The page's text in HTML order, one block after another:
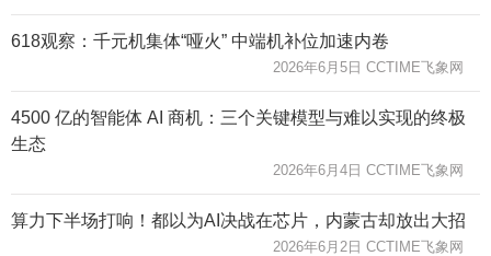
618观察：千元机集体“哑火” 中端机补位加速内卷
2026年6月5日 CCTIME飞象网
4500 亿的智能体 AI 商机：三个关键模型与难以实现的终极
生态
2026年6月4日 CCTIME飞象网
算力下半场打响！都以为AI决战在芯片，内蒙古却放出大招
2026年6月2日 CCTIME飞象网